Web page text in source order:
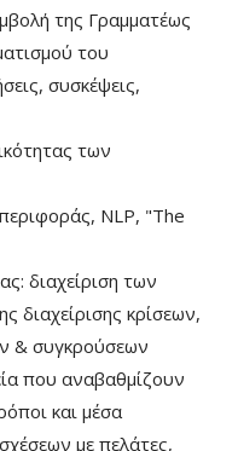
της Γραμματέως
του
συσκέψεις,
των
ΝLP, "The
διαχείριση των
διαχείρισης κρίσεων,
& συγκρούσεων
που αναβαθμίζουν
και μέσα
με πελάτες,